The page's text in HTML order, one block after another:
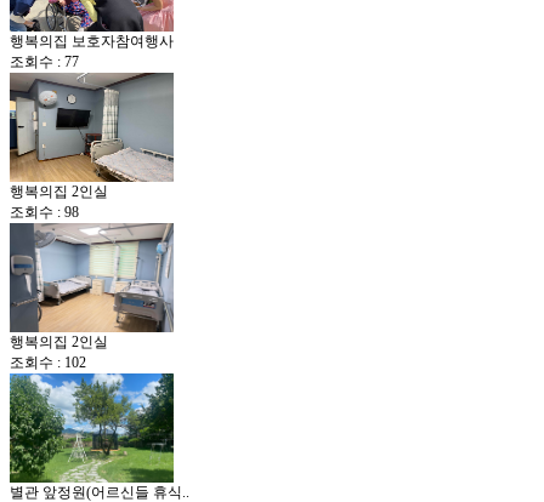
행복의집 보호자참여행사
조회수 : 77
행복의집 2인실
조회수 : 98
행복의집 2인실
조회수 : 102
별관 앞정원(어르신들 휴식..